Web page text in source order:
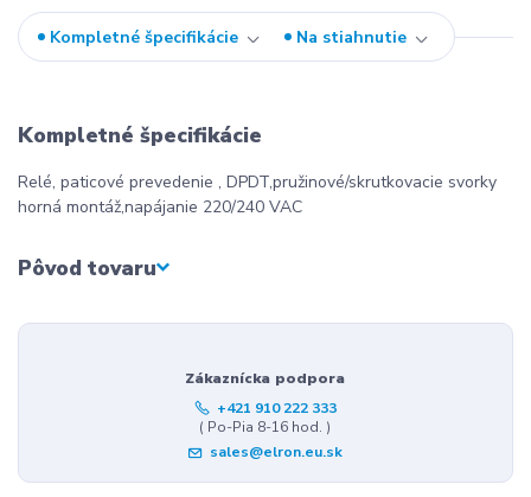
Kompletné špecifikácie Na stiahnutie
Kompletné špecifikácie
Relé, paticové prevedenie , DPDT,pružinové/skrutkovacie svorky
horná montáž,napájanie 220/240 VAC
Pôvod tovaru
Zákaznícka podpora
+421 910 222 333
( Po-Pia 8-16 hod. )
sales@elron.eu.sk